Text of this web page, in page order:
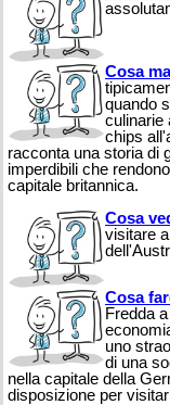
Cosa
quando
culinarie
chips
racconta una storia di
imperdibili che
capitale britannica.
Cosa
visitare
Cosa
Fredda
uno
di una
nella capitale della
disposizione per